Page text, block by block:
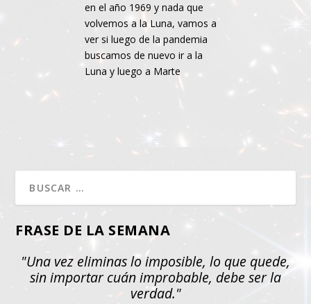
en el año 1969 y nada que
volvemos a la Luna, vamos a
ver si luego de la pandemia
buscamos de nuevo ir a la
Luna y luego a Marte
FRASE DE LA SEMANA
"Una vez eliminas lo imposible, lo que quede,
sin importar cuán improbable, debe ser la
verdad."